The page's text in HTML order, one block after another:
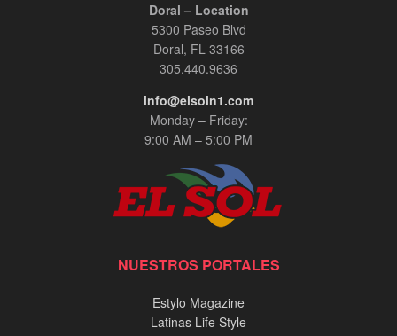
Doral – Location
5300 Paseo Blvd
Doral, FL 33166
305.440.9636
info@elsoln1.com
Monday – Friday:
9:00 AM – 5:00 PM
NUESTROS PORTALES
Estylo Magazine
Latinas Life Style